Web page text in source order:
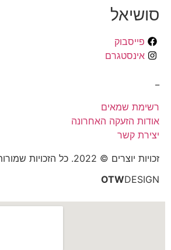
סושיאל
פייסבוק
אינסטגרם
רשימת שמאים
אודות הזעקה האחרונה
יצירת קשר
זכויות יוצרים © 2022. כל הזכויות שמורות.
OTWDESIGN